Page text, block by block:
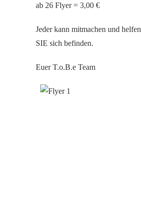
ab 26 Flyer = 3,00 €
Jeder kann mitmachen und
SIE sich befinden.
Euer T.o.B.e Team